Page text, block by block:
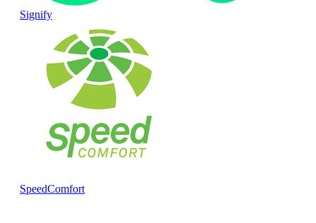
Signify
SpeedComfort